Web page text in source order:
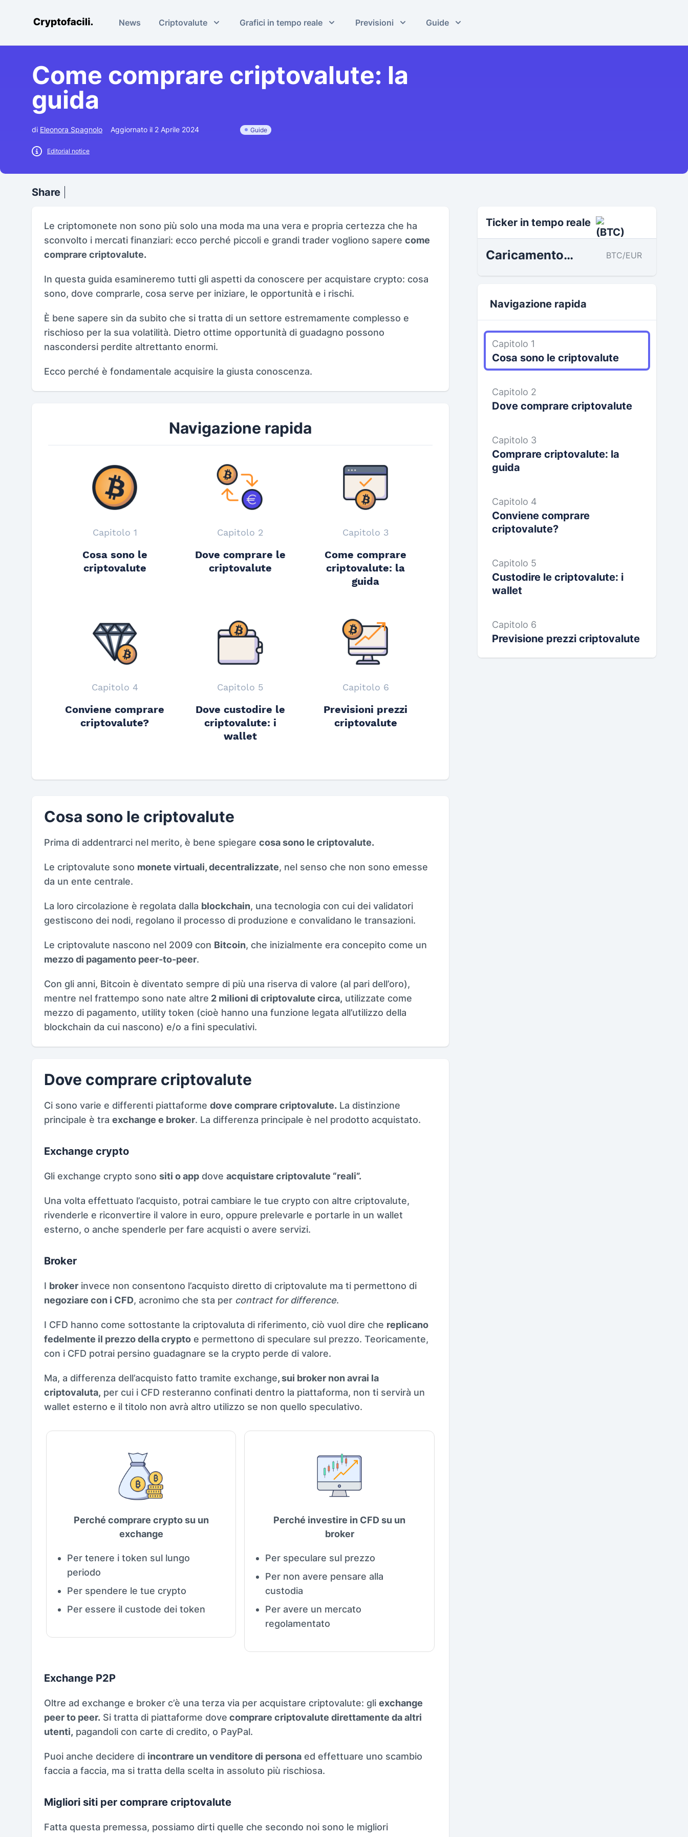
Cryptofacili.com News Criptovalute Grafici in tempo reale Previsioni Guide
Come comprare criptovalute: la
guida
di Eleonora Spagnolo Aggiornato il 2 Aprile 2024 Guide
Editorial notice
Share
Le criptomonete non sono più solo una moda ma una vera e propria certezza che ha
sconvolto i mercati finanziari: ecco perché piccoli e grandi trader vogliono sapere come
comprare criptovalute.
In questa guida esamineremo tutti gli aspetti da conoscere per acquistare crypto: cosa
sono, dove comprarle, cosa serve per iniziare, le opportunità e i rischi.
È bene sapere sin da subito che si tratta di un settore estremamente complesso e
rischioso per la sua volatilità. Dietro ottime opportunità di guadagno possono
nascondersi perdite altrettanto enormi.
Ecco perché è fondamentale acquisire la giusta conoscenza.
Navigazione rapida
Capitolo 1
Cosa sono le
criptovalute
Capitolo 2
Dove comprare le
criptovalute
Capitolo 3
Come comprare
criptovalute: la
guida
Capitolo 4
Conviene comprare
criptovalute?
Capitolo 5
Dove custodire le
criptovalute: i
wallet
Capitolo 6
Previsioni prezzi
criptovalute
Cosa sono le criptovalute
Prima di addentrarci nel merito, è bene spiegare cosa sono le criptovalute.
Le criptovalute sono monete virtuali, decentralizzate, nel senso che non sono emesse
da un ente centrale.
La loro circolazione è regolata dalla blockchain, una tecnologia con cui dei validatori
gestiscono dei nodi, regolano il processo di produzione e convalidano le transazioni.
Le criptovalute nascono nel 2009 con Bitcoin, che inizialmente era concepito come un
mezzo di pagamento peer-to-peer.
Con gli anni, Bitcoin è diventato sempre di più una riserva di valore (al pari dell’oro),
mentre nel frattempo sono nate altre 2 milioni di criptovalute circa, utilizzate come
mezzo di pagamento, utility token (cioè hanno una funzione legata all’utilizzo della
blockchain da cui nascono) e/o a fini speculativi.
Dove comprare criptovalute
Ci sono varie e differenti piattaforme dove comprare criptovalute. La distinzione
principale è tra exchange e broker. La differenza principale è nel prodotto acquistato.
Exchange crypto
Gli exchange crypto sono siti o app dove acquistare criptovalute “reali”.
Una volta effettuato l’acquisto, potrai cambiare le tue crypto con altre criptovalute,
rivenderle e riconvertire il valore in euro, oppure prelevarle e portarle in un wallet
esterno, o anche spenderle per fare acquisti o avere servizi.
Broker
I broker invece non consentono l’acquisto diretto di criptovalute ma ti permettono di
negoziare con i CFD, acronimo che sta per contract for difference.
I CFD hanno come sottostante la criptovaluta di riferimento, ciò vuol dire che replicano
fedelmente il prezzo della crypto e permettono di speculare sul prezzo. Teoricamente,
con i CFD potrai persino guadagnare se la crypto perde di valore.
Ma, a differenza dell’acquisto fatto tramite exchange, sui broker non avrai la
criptovaluta, per cui i CFD resteranno confinati dentro la piattaforma, non ti servirà un
wallet esterno e il titolo non avrà altro utilizzo se non quello speculativo.
Perché comprare crypto su un
exchange
Per tenere i token sul lungo
periodo
Per spendere le tue crypto
Per essere il custode dei token
Perché investire in CFD su un
broker
Per speculare sul prezzo
Per non avere pensare alla
custodia
Per avere un mercato
regolamentato
Exchange P2P
Oltre ad exchange e broker c’è una terza via per acquistare criptovalute: gli exchange
peer to peer. Si tratta di piattaforme dove comprare criptovalute direttamente da altri
utenti, pagandoli con carte di credito, o PayPal.
Puoi anche decidere di incontrare un venditore di persona ed effettuare uno scambio
faccia a faccia, ma si tratta della scelta in assoluto più rischiosa.
Migliori siti per comprare criptovalute
Fatta questa premessa, possiamo dirti quelle che secondo noi sono le migliori
Ticker in tempo reale
Caricamento… BTC/EUR
Navigazione rapida
Capitolo 1
Cosa sono le criptovalute
Capitolo 2
Dove comprare criptovalute
Capitolo 3
Comprare criptovalute: la
guida
Capitolo 4
Conviene comprare
criptovalute?
Capitolo 5
Custodire le criptovalute: i
wallet
Capitolo 6
Previsione prezzi criptovalute